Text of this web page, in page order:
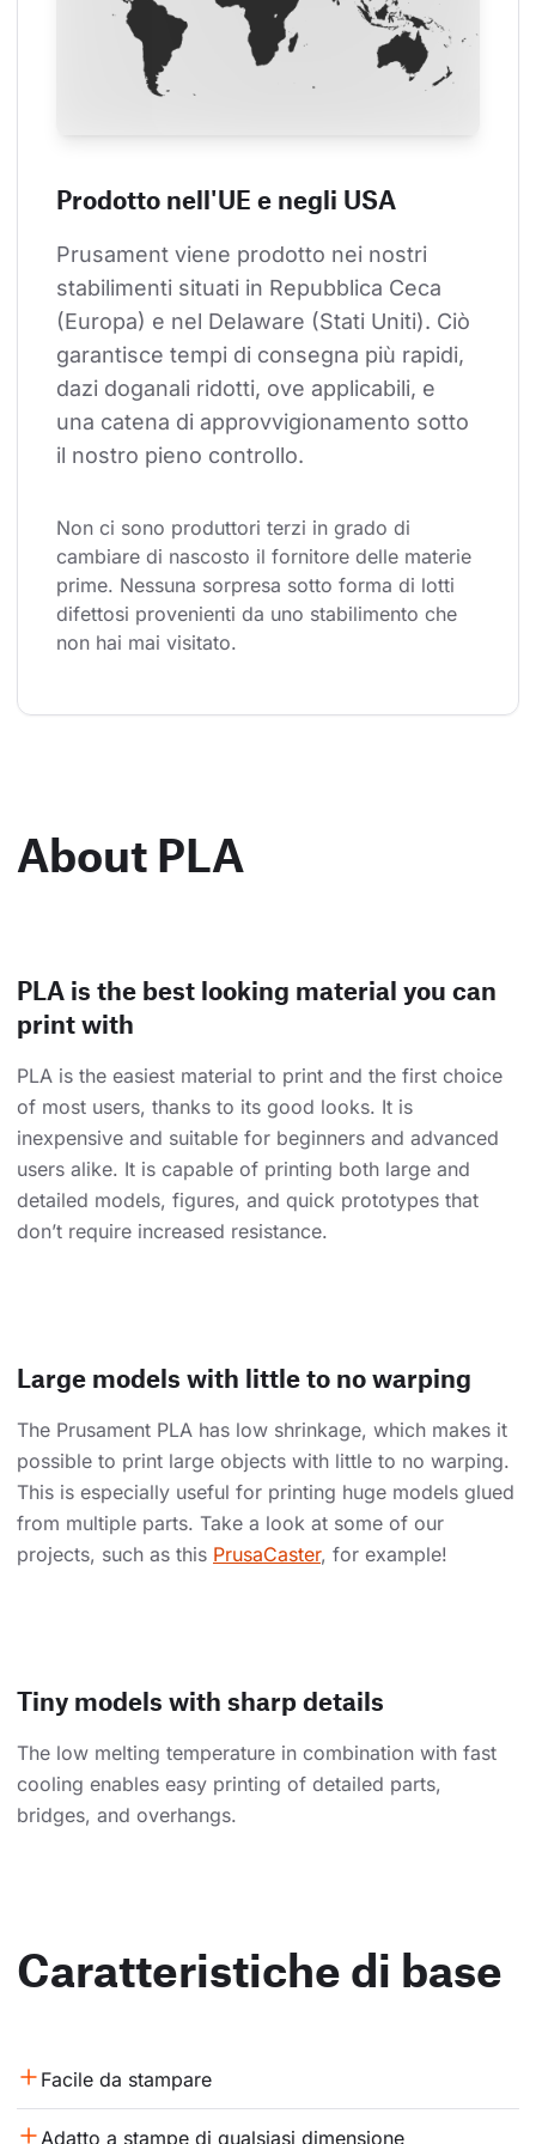
Prodotto nell'UE e negli USA
Prusament viene prodotto nei nostri
stabilimenti situati in Repubblica Ceca
(Europa) e nel Delaware (Stati Uniti). Ciò
garantisce tempi di consegna più rapidi,
dazi doganali ridotti, ove applicabili, e
una catena di approvvigionamento sotto
il nostro pieno controllo.
Non ci sono produttori terzi in grado di
cambiare di nascosto il fornitore delle materie
prime. Nessuna sorpresa sotto forma di lotti
difettosi provenienti da uno stabilimento che
non hai mai visitato.
About PLA
PLA is the best looking material you can
print with
PLA is the easiest material to print and the first choice
of most users, thanks to its good looks. It is
inexpensive and suitable for beginners and advanced
users alike. It is capable of printing both large and
detailed models, figures, and quick prototypes that
don’t require increased resistance.
Large models with little to no warping
The Prusament PLA has low shrinkage, which makes it
possible to print large objects with little to no warping.
This is especially useful for printing huge models glued
from multiple parts. Take a look at some of our
projects, such as this PrusaCaster, for example!
Tiny models with sharp details
The low melting temperature in combination with fast
cooling enables easy printing of detailed parts,
bridges, and overhangs.
Caratteristiche di base
Facile da stampare
Adatto a stampe di qualsiasi dimensione